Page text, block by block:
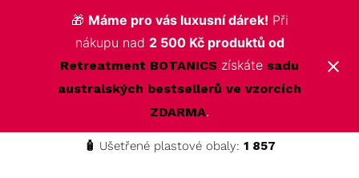
🎁 Máme pro vás luxusní dárek! Při
nákupu nad 2 500 Kč produktů od
Retreatment BOTANICS získáte sadu
australských bestsellerů ve vzorcích
ZDARMA.
🧴 Ušetřené plastové obaly: 1 857